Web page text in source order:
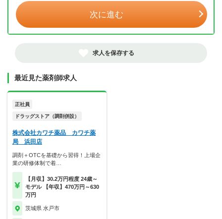
次に進む
求人を保存する
最近見た薬剤師求人
正社員
ドラッグストア（調剤併設）
株式会社カワチ薬品 カワチ薬
局 浜田店
調剤＋OTCを基礎から習得！上場企
業の研修体制で着…
【月収】30.2万円程度 24歳～
モデル 【年収】470万円～630
万円
茨城県 水戸市